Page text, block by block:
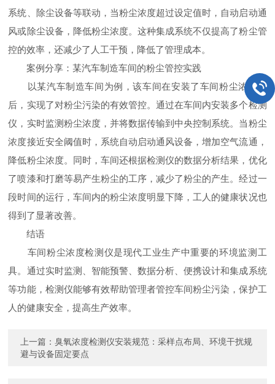
系统、除尘设备等联动，当粉尘浓度超过设定值时，自动启动通
风或除尘设备，降低粉尘浓度。这种集成系统不仅提高了粉尘管
控的效率，还减少了人工干预，降低了管理成本。
案例分享：某汽车制造车间的粉尘管控实践
以某汽车制造车间为例，该车间在安装了车间粉尘浓度仪
后，实现了对粉尘污染的有效管控。通过在车间内安装多个检测
仪，实时监测粉尘浓度，并将数据传输到中央控制系统。当粉尘
浓度接近安全阈值时，系统自动启动通风设备，增加空气流通，
降低粉尘浓度。同时，车间还根据检测仪的数据分析结果，优化
了喷漆和打磨等易产生粉尘的工序，减少了粉尘的产生。经过一
段时间的运行，车间内的粉尘浓度明显下降，工人的健康状况也
得到了显著改善。
结语
车间粉尘浓度检测仪是现代工业生产中重要的环境监测工
具。通过实时监测、智能预警、数据分析、便携设计和集成系统
等功能，检测仪能够有效帮助管理者管控车间粉尘污染，保护工
人的健康安全，提高生产效率。
上一篇：臭氧浓度检测仪安装规范：采样点布局、环境干扰规
避与设备固定要点